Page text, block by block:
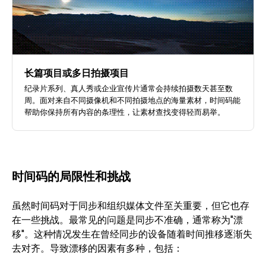
长篇项目或多日拍摄项目
纪录片系列、真人秀或企业宣传片通常会持续拍摄数天甚至数
周。面对来自不同摄像机和不同拍摄地点的海量素材，时间码能
帮助你保持所有内容的条理性，让素材查找变得轻而易举。
时间码的局限性和挑战
虽然时间码对于同步和组织媒体文件至关重要，但它也存
在一些挑战。最常见的问题是同步不准确，通常称为"漂
移"。这种情况发生在曾经同步的设备随着时间推移逐渐失
去对齐。导致漂移的因素有多种，包括：